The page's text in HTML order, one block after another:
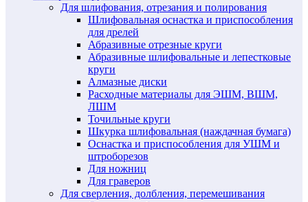
Для шлифования, отрезания и полирования
Шлифовальная оснастка и приспособления
для дрелей
Абразивные отрезные круги
Абразивные шлифовальные и лепестковые
круги
Алмазные диски
Расходные материалы для ЭШМ, ВШМ,
ЛШМ
Точильные круги
Шкурка шлифовальная (наждачная бумага)
Оснастка и приспособления для УШМ и
штроборезов
Для ножниц
Для граверов
Для сверления, долбления, перемешивания